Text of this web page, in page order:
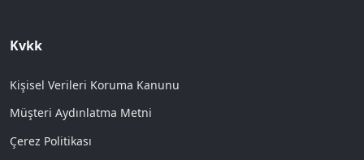
Kvkk
Kişisel Verileri Koruma Kanunu
Müşteri Aydınlatma Metni
Çerez Politikası